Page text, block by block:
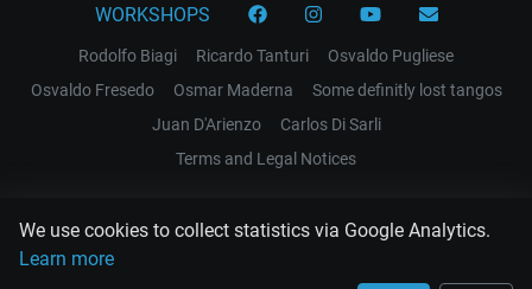
We use cookies to collect statistics via Google Analytics.
Learn more
WORKSHOPS
Rodolfo Biagi Ricardo Tanturi
Osvaldo Pugliese
Osvaldo Fresedo
Osmar Maderna
Some definitly lost tangos
Juan D'Arienzo
Carlos Di Sarli
Terms and Legal Notices
EL RECODO TANGO